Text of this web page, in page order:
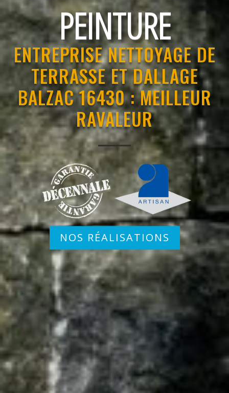
RAVALEMENT
ENTREPRISE NETTOYAGE DE
TERRASSE ET DALLAGE
BALZAC 16430 : MEILLEUR
RAVALEUR
NOS RÉALISATIONS